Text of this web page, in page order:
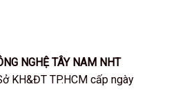
NGHỆ TÂY NAM NHT
KH&ĐT TP.HCM cấp ngày